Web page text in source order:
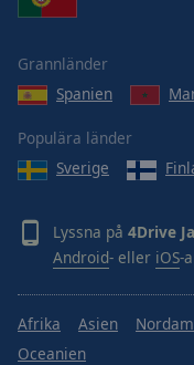
Grannländer
Spanien
Populära länder
Sverige
Lyssna på 4Drive
Android- eller iOS-
Afrika Asien
Oceanien